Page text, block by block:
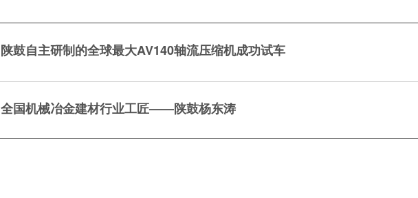
陕鼓自主研制的全球最大AV140轴流压缩机成功试车
全国机械冶金建材行业工匠——陕鼓杨东涛